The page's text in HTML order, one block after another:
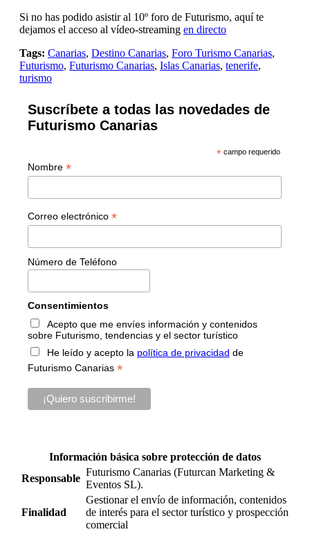
Si no has podido asistir al 10º foro de Futurismo, aquí te
dejamos el acceso al vídeo-streaming en directo
Tags: Canarias, Destino Canarias, Foro Turismo Canarias,
Futurismo, Futurismo Canarias, Islas Canarias, tenerife,
turismo
Suscríbete a todas las novedades de
Futurismo Canarias
*campo requerido
Nombre *
Correo electrónico *
Número de Teléfono
Consentimientos
Acepto que me envíes información y contenidos
sobre Futurismo, tendencias y el sector turístico
He leído y acepto la política de privacidad de
Futurismo Canarias *
Información básica sobre protección de datos
Responsable
Futurismo Canarias (Futurcan Marketing &
Eventos SL).
Finalidad
Gestionar el envío de información, contenidos
de interés para el sector turístico y prospección
comercial